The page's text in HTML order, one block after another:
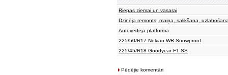
Riepas ziemai un vasarai
Dzinēja remonts, maiņa, salikšana,
Autovedēja platforma
225/50/R17 Nokian WR Snowproof
225/45/R18 Goodyear F1 SS
Pēdējie komentāri